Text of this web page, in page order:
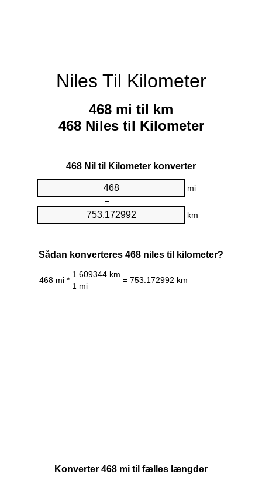
Niles Til Kilometer
468 mi til km
468 Niles til Kilometer
468 Nil til Kilometer konverter
mi
=
km
Sådan konverteres 468 niles til kilometer?
468 mi *
1.609344 km
= 753.172992 km
1 mi
Konverter 468 mi til fælles længder